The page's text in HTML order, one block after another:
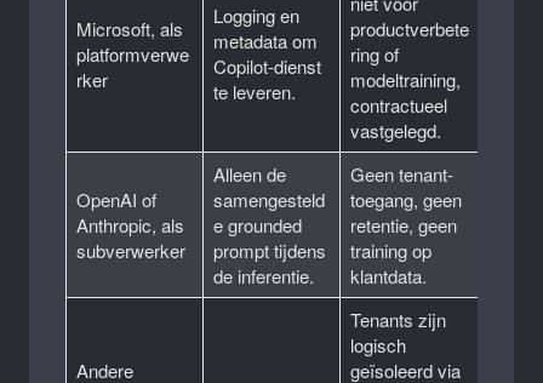
Microsoft, als
platformverwe
rker
Logging en
metadata om
Copilot-dienst
te leveren.
productverbete
ring of
modeltraining,
contractueel
vastgelegd.
OpenAI of
Anthropic, als
subverwerker
Alleen de
samengesteld
e grounded
prompt tijdens
de inferentie.
Geen tenant-
toegang, geen
retentie, geen
training op
klantdata.
Andere
Tenants zijn
logisch
geïsoleerd via